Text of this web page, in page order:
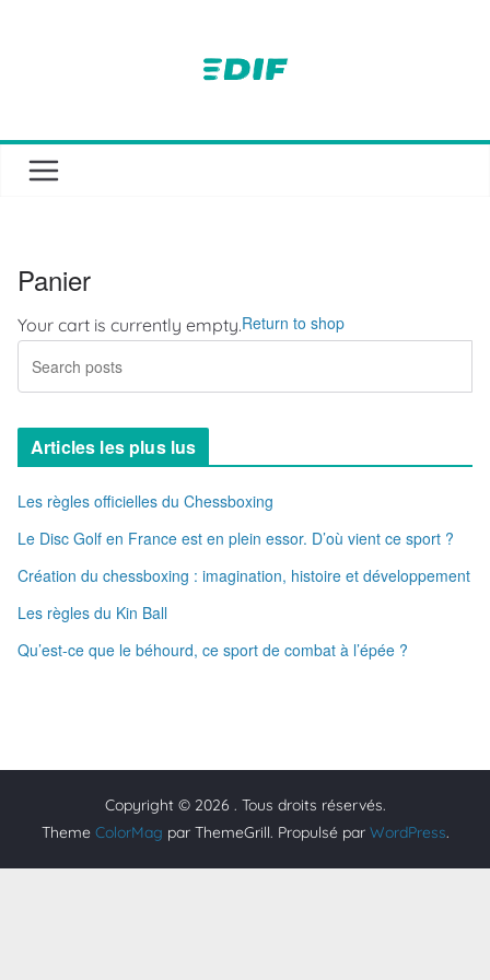
Panier
Your cart is currently empty.Return to shop
Articles les plus lus
Les règles officielles du Chessboxing
Le Disc Golf en France est en plein essor. D’où vient ce sport ?
Création du chessboxing : imagination, histoire et développement
Les règles du Kin Ball
Qu’est-ce que le béhourd, ce sport de combat à l’épée ?
Copyright © 2026 . Tous droits réservés.
Theme ColorMag par ThemeGrill. Propulsé par WordPress.